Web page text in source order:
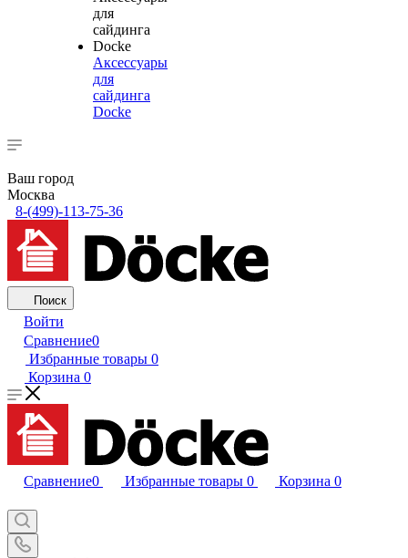
Аксессуары
для
сайдинга
Docke
Ваш город
Москва
8-(499)-113-75-36
Поиск
Войти
Сравнение0
Избранные товары 0
Корзина 0
Сравнение0 Избранные товары 0 Корзина 0